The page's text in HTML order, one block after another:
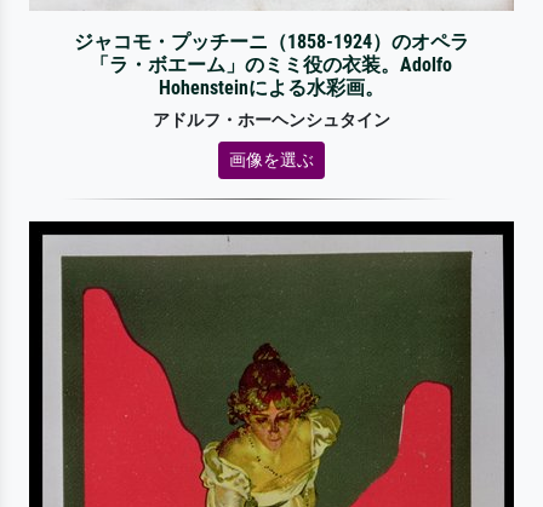
ジャコモ・プッチーニ（1858-1924）のオペラ
「ラ・ボエーム」のミミ役の衣装。Adolfo
Hohensteinによる水彩画。
アドルフ・ホーヘンシュタイン
画像を選ぶ